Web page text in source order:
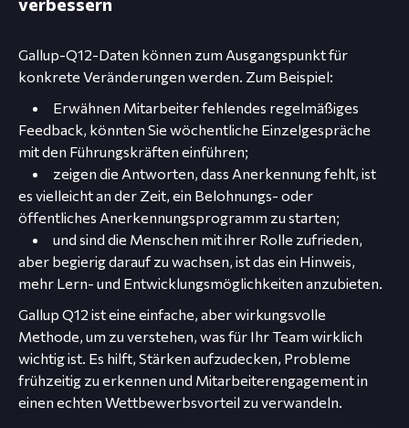
Gallup-Q12-Daten können zum Ausgangspunkt für
konkrete Veränderungen werden. Zum Beispiel:
Erwähnen Mitarbeiter fehlendes regelmäßiges
Feedback, könnten Sie wöchentliche Einzelgespräche
mit den Führungskräften einführen;
zeigen die Antworten, dass Anerkennung fehlt, ist
es vielleicht an der Zeit, ein Belohnungs- oder
öffentliches Anerkennungsprogramm zu starten;
und sind die Menschen mit ihrer Rolle zufrieden,
aber begierig darauf zu wachsen, ist das ein Hinweis,
mehr Lern- und Entwicklungsmöglichkeiten anzubieten.
Gallup Q12 ist eine einfache, aber wirkungsvolle
Methode, um zu verstehen, was für Ihr Team wirklich
wichtig ist. Es hilft, Stärken aufzudecken, Probleme
frühzeitig zu erkennen und Mitarbeiterengagement in
einen echten Wettbewerbsvorteil zu verwandeln.